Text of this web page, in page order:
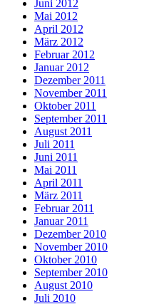
Juni 2012
Mai 2012
April 2012
März 2012
Februar 2012
Januar 2012
Dezember 2011
November 2011
Oktober 2011
September 2011
August 2011
Juli 2011
Juni 2011
Mai 2011
April 2011
März 2011
Februar 2011
Januar 2011
Dezember 2010
November 2010
Oktober 2010
September 2010
August 2010
Juli 2010